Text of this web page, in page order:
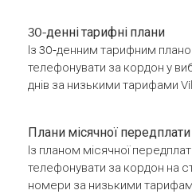
30-денні тарифні плани
Із 30-денним тарифним
телефонувати за кордон у
днів за низькими тарифами
Плани місячної передплати
Із планом місячної
телефонувати за кордон на
номери за низькими